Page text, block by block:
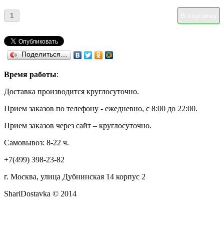
Поделиться…
Время работы:
Доставка производится круглосуточно.
Прием заказов по телефону - ежедневно, с 8:00 до 22:00.
Прием заказов через сайт – круглосуточно.
Самовывоз: 8-22 ч.
+7(499) 398-23-82
г. Москва, улица Дубнинская 14 корпус 2
ShariDostavka © 2014